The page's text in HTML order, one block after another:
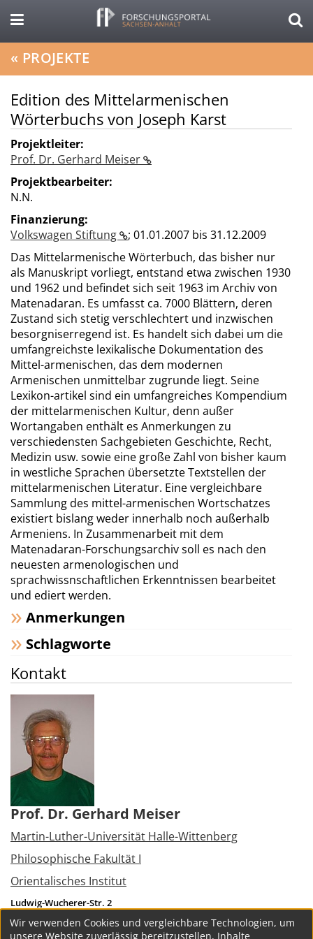
« PROJEKTE
Edition des Mittelarmenischen
Wörterbuchs von Joseph Karst
Projektleiter:
Prof. Dr. Gerhard Meiser
Projektbearbeiter:
N.N.
Finanzierung:
Volkswagen Stiftung
; 01.01.2007 bis 31.12.2009
Das Mittelarmenische Wörterbuch, das bisher nur
als Manuskript vorliegt, entstand etwa zwischen 1930
und 1962 und befindet sich seit 1963 im Archiv von
Matenadaran. Es umfasst ca. 7000 Blättern, deren
Zustand sich stetig verschlechtert und inzwischen
besorgniserregend ist. Es handelt sich dabei um die
umfangreichste lexikalische Dokumentation des
Mittel-armenischen, das dem modernen
Armenischen unmittelbar zugrunde liegt. Seine
Lexikon-artikel sind ein umfangreiches Kompendium
der mittelarmenischen Kultur, denn außer
Wortangaben enthält es Anmerkungen zu
verschiedensten Sachgebieten Geschichte, Recht,
Medizin usw. sowie eine große Zahl von bisher kaum
in westliche Sprachen übersetzte Textstellen der
mittelarmenischen Literatur. Eine vergleichbare
Sammlung des mittel-armenischen Wortschatzes
existiert bislang weder innerhalb noch außerhalb
Armeniens. In Zusammenarbeit mit dem
Matenadaran-Forschungsarchiv soll es nach den
neuesten armenologischen und
sprachwissnschaftlichen Erkenntnissen bearbeitet
und ediert werden.
Anmerkungen
Schlagworte
Kontakt
Prof. Dr. Gerhard Meiser
Martin-Luther-Universität Halle-Wittenberg
Philosophische Fakultät I
Orientalisches Institut
Ludwig-Wucherer-Str. 2
06108
Halle (Saale)
Tel.:
+49 345 5523505
Wir verwenden Cookies und vergleichbare Technologien, um
unsere Website zuverlässig bereitzustellen, Inhalte